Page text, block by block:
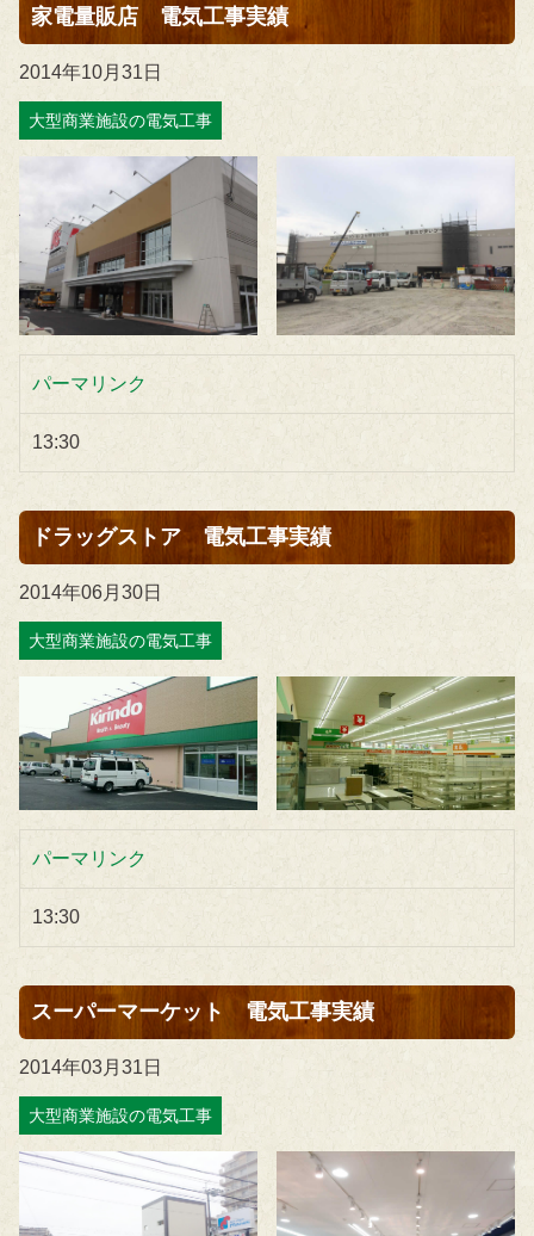
家電量販店 電気工事実績
2014年10月31日
大型商業施設の電気工事
パーマリンク
13:30
ドラッグストア 電気工事実績
2014年06月30日
大型商業施設の電気工事
パーマリンク
13:30
スーパーマーケット 電気工事実績
2014年03月31日
大型商業施設の電気工事